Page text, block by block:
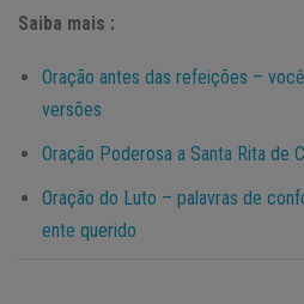
Saiba mais :
Oração antes das refeições –
versões
Oração Poderosa a Santa Rita de
Oração do Luto – palavras de
ente querido